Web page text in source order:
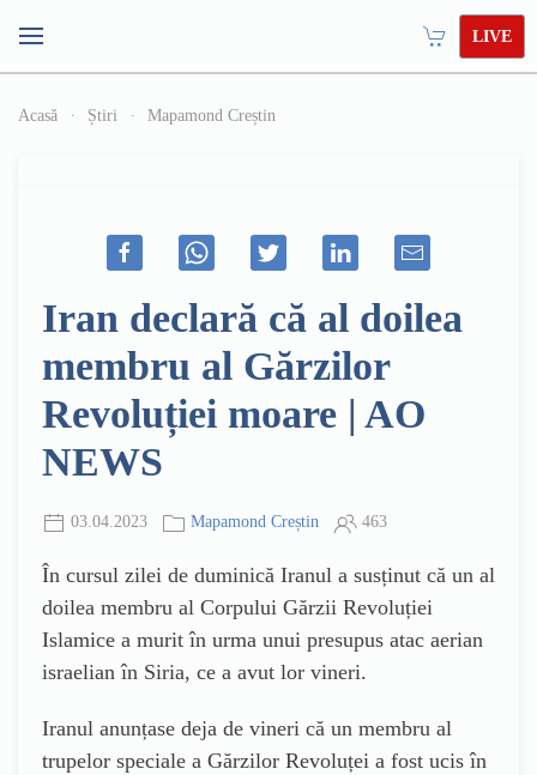
LIVE
Acasă Știri Mapamond Creștin
Iran declară că al doilea
membru al Gărzilor
Revoluției moare | AO
NEWS
03.04.2023 Mapamond Creștin 463
În cursul zilei de duminică Iranul a susținut că un al
doilea membru al Corpului Gărzii Revoluției
Islamice a murit în urma unui presupus atac aerian
israelian în Siria, ce a avut lor vineri.
Iranul anunțase deja de vineri că un membru al
trupelor speciale a Gărzilor Revoluței a fost ucis în